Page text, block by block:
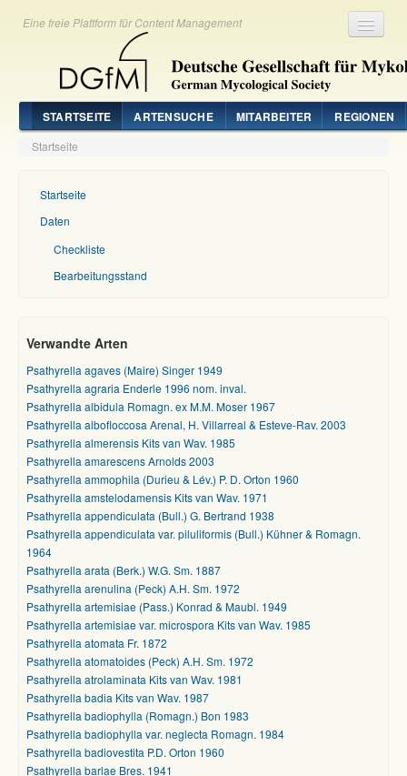
Eine freie Plattform für Content Management
STARTSEITE ARTENSUCHE MITARBEITER REGIONEN
Startseite
Startseite
Daten
Checkliste
Bearbeitungsstand
Verwandte Arten
Psathyrella agaves (Maire) Singer 1949
Psathyrella agraria Enderle 1996 nom. inval.
Psathyrella albidula Romagn. ex M.M. Moser 1967
Psathyrella albofloccosa Arenal, H. Villarreal & Esteve-Rav. 2003
Psathyrella almerensis Kits van Wav. 1985
Psathyrella amarescens Arnolds 2003
Psathyrella ammophila (Durieu & Lév.) P. D. Orton 1960
Psathyrella amstelodamensis Kits van Wav. 1971
Psathyrella appendiculata (Bull.) G. Bertrand 1938
Psathyrella appendiculata var. piluliformis (Bull.) Kühner & Romagn.
1964
Psathyrella arata (Berk.) W.G. Sm. 1887
Psathyrella arenulina (Peck) A.H. Sm. 1972
Psathyrella artemisiae (Pass.) Konrad & Maubl. 1949
Psathyrella artemisiae var. microspora Kits van Wav. 1985
Psathyrella atomata Fr. 1872
Psathyrella atomatoides (Peck) A.H. Sm. 1972
Psathyrella atrolaminata Kits van Wav. 1981
Psathyrella badia Kits van Wav. 1987
Psathyrella badiophylla (Romagn.) Bon 1983
Psathyrella badiophylla var. neglecta Romagn. 1984
Psathyrella badiovestita P.D. Orton 1960
Psathyrella barlae Bres. 1941